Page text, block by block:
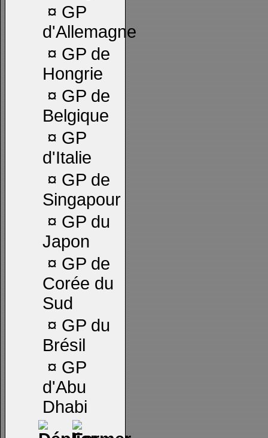
¤ GP
d'Allemagne
¤ GP de
Hongrie
¤ GP de
Belgique
¤ GP
d'Italie
¤ GP de
Singapour
¤ GP du
Japon
¤ GP de
Corée du
Sud
¤ GP du
Brésil
¤ GP
d'Abu
Dhabi